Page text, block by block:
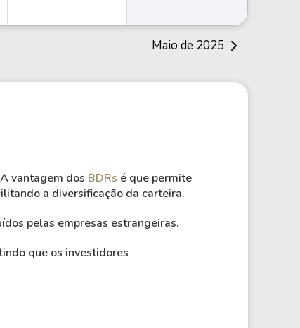
Maio de 2025
vantagem dos BDRs é que permite
a diversificação da carteira.
pelas empresas estrangeiras.
que os investidores